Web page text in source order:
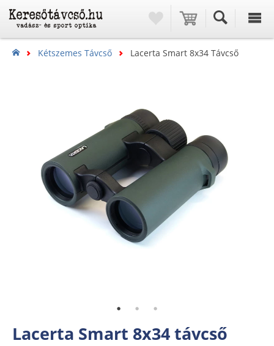
Kétszemes Távcső Lacerta Smart 8x34 Távcső
Lacerta Smart 8x34 távcső